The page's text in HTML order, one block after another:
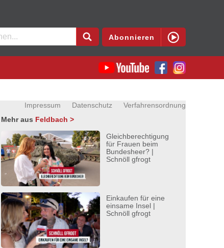
Abonnieren
Impressum Datenschutz
Verfahrensordnung
Mehr aus Feldbach >
Gleichberechtigung
für Frauen beim
Bundesheer? |
Schnöll gfrogt
Einkaufen für eine
einsame Insel |
Schnöll gfrogt